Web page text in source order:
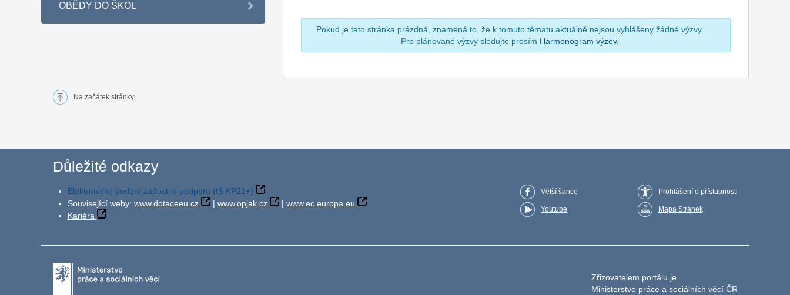
OBĚDY DO ŠKOL
Pokud je tato stránka prázdná, znamená to, že k tomuto tématu aktuálně nejsou vyhlášeny žádné výzvy.
Pro plánované výzvy sledujte prosím Harmonogram výzev.
Na začátek stránky
Důležité odkazy
Elektronické podání žádosti o podporu (IS KP21+)
Související weby: www.dotaceeu.cz | www.opjak.cz | www.ec.europa.eu
Kariéra
Větší šance
Youtube
Prohlášení o přístupnosti
Mapa Stránek
Zřizovatelem portálu je
Ministerstvo práce a sociálních věcí ČR